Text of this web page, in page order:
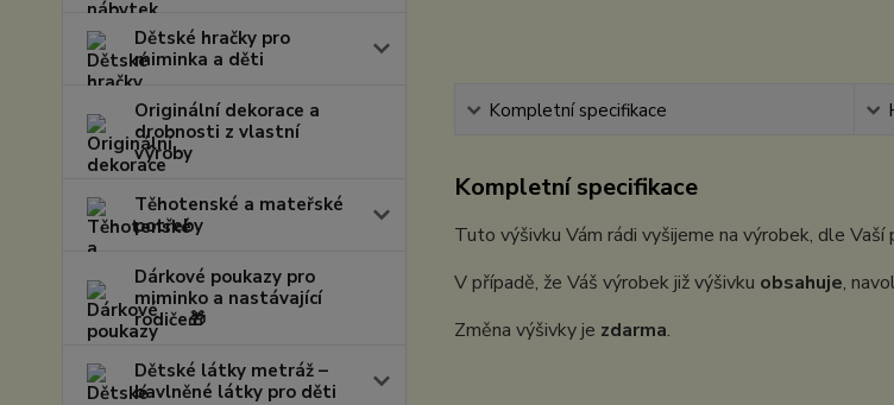
Dětské hračky pro
miminka a děti
Originální dekorace a
drobnosti z vlastní
výroby
Těhotenské a mateřské
potřeby
Dárkové poukazy pro
miminko a nastávající
rodiče🎁
Dětské látky metráž –
bavlněné látky pro děti
Kompletní specifikace
Kompletní specifikace
Tuto výšivku Vám rádi vyšijeme na výrobek, dle Vaší
V případě, že Váš výrobek již výšivku obsahuje,
Změna výšivky je zdarma.